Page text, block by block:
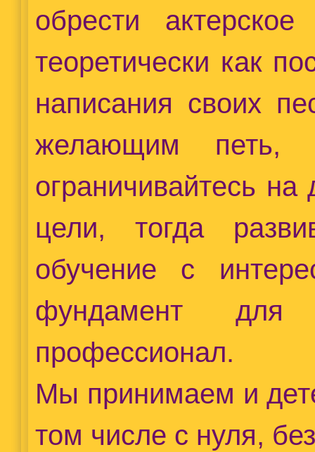
обрести
теоретически как
написания своих
желающим
ограничивайтесь на
цели, тогда
обучение с
фундамент для
профессионал.
Мы принимаем и
том числе с нуля,